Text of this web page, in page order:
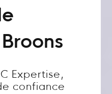
Expertise,
confiance